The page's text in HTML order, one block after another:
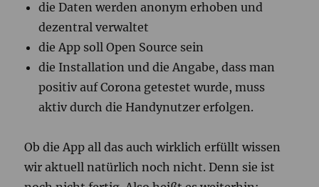
die Daten werden anonym erhoben und
dezentral verwaltet
die App soll Open Source sein
die Installation und die Angabe, dass man
positiv auf Corona getestet wurde, muss
aktiv durch die Handynutzer erfolgen.
Ob die App all das auch wirklich erfüllt wissen
wir aktuell natürlich noch nicht. Denn sie ist